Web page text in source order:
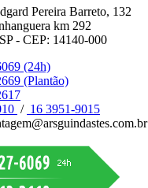
Pereira Barreto, 132
km 292
- CEP: 14140-000
(24h)
(Plantão)
/ 16 3951-9015